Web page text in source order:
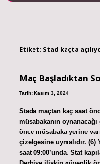
Etiket: Stad kaçta
Maç Başladıktan
Tarih: Kasım 3, 2024
Stada maçtan kaç saat
müsabakanın
önce müsabaka yerine
çizelgesine uymalıdır. (6)
saat 09:00’unda. Stat